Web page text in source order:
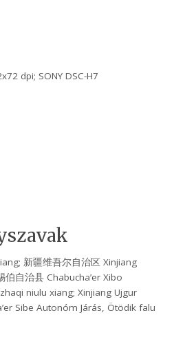
dpi; SONY DSC-H7
新疆维吾尔自治区 Xinjiang
伯自治县 Chabucha’er Xibo
niulu xiang; Xinjiang Ujgur
Sibe Autonóm Járás, Ötödik falu